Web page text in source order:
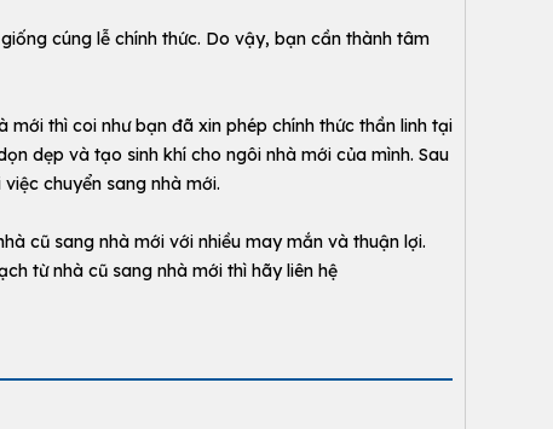
cúng lễ chính thức. Do vậy, bạn cần thành tâm
thì coi như bạn đã xin phép chính thức thần linh tại
dẹp và tạo sinh khí cho ngôi nhà mới của mình. Sau
chuyển sang nhà mới.
cũ sang nhà mới với nhiều may mắn và thuận lợi.
từ nhà cũ sang nhà mới thì hãy liên hệ